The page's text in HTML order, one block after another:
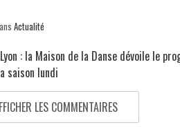
Actualité
Lyon : la Maison de la Danse dévoile le
saison lundi
LES COMMENTAIRES